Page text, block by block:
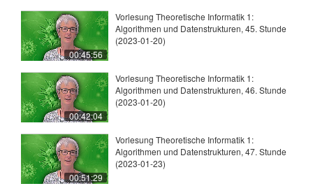
00:45:56
Vorlesung Theoretische Informatik 1:
Algorithmen und Datenstrukturen, 45. Stunde
(2023-01-20)
00:42:04
Vorlesung Theoretische Informatik 1:
Algorithmen und Datenstrukturen, 46. Stunde
(2023-01-20)
00:51:29
Vorlesung Theoretische Informatik 1:
Algorithmen und Datenstrukturen, 47. Stunde
(2023-01-23)